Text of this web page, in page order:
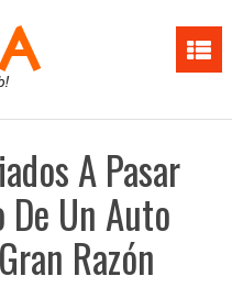
A Pasar
Un Auto
Razón